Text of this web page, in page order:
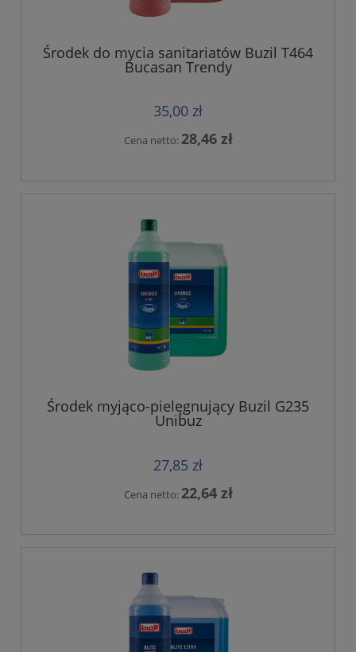
Środek do mycia sanitariatów Buzil T464
Bucasan Trendy
35,00 zł
Cena netto: 28,46 zł
Środek myjąco-pielęgnujący Buzil G235
Unibuz
27,85 zł
Cena netto: 22,64 zł